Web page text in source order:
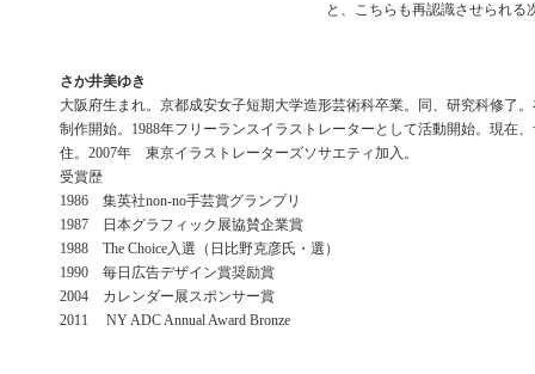
と、こちらも再認識させられる
さか井美ゆき
大阪府生まれ。京都成安女子短期大学造形芸術科卒業。同、研究科修了
制作開始。1988年フリーランスイラストレーターとして活動開始。現在
住。2007年 東京イラストレーターズソサエティ加入。
受賞歴
1986 集英社non-no手芸賞グランプリ
1987 日本グラフィック展協賛企業賞
1988 The Choice入選（日比野克彦氏・選）
1990 毎日広告デザイン賞奨励賞
2004 カレンダー展スポンサー賞
2011 NY ADC Annual Award Bronze